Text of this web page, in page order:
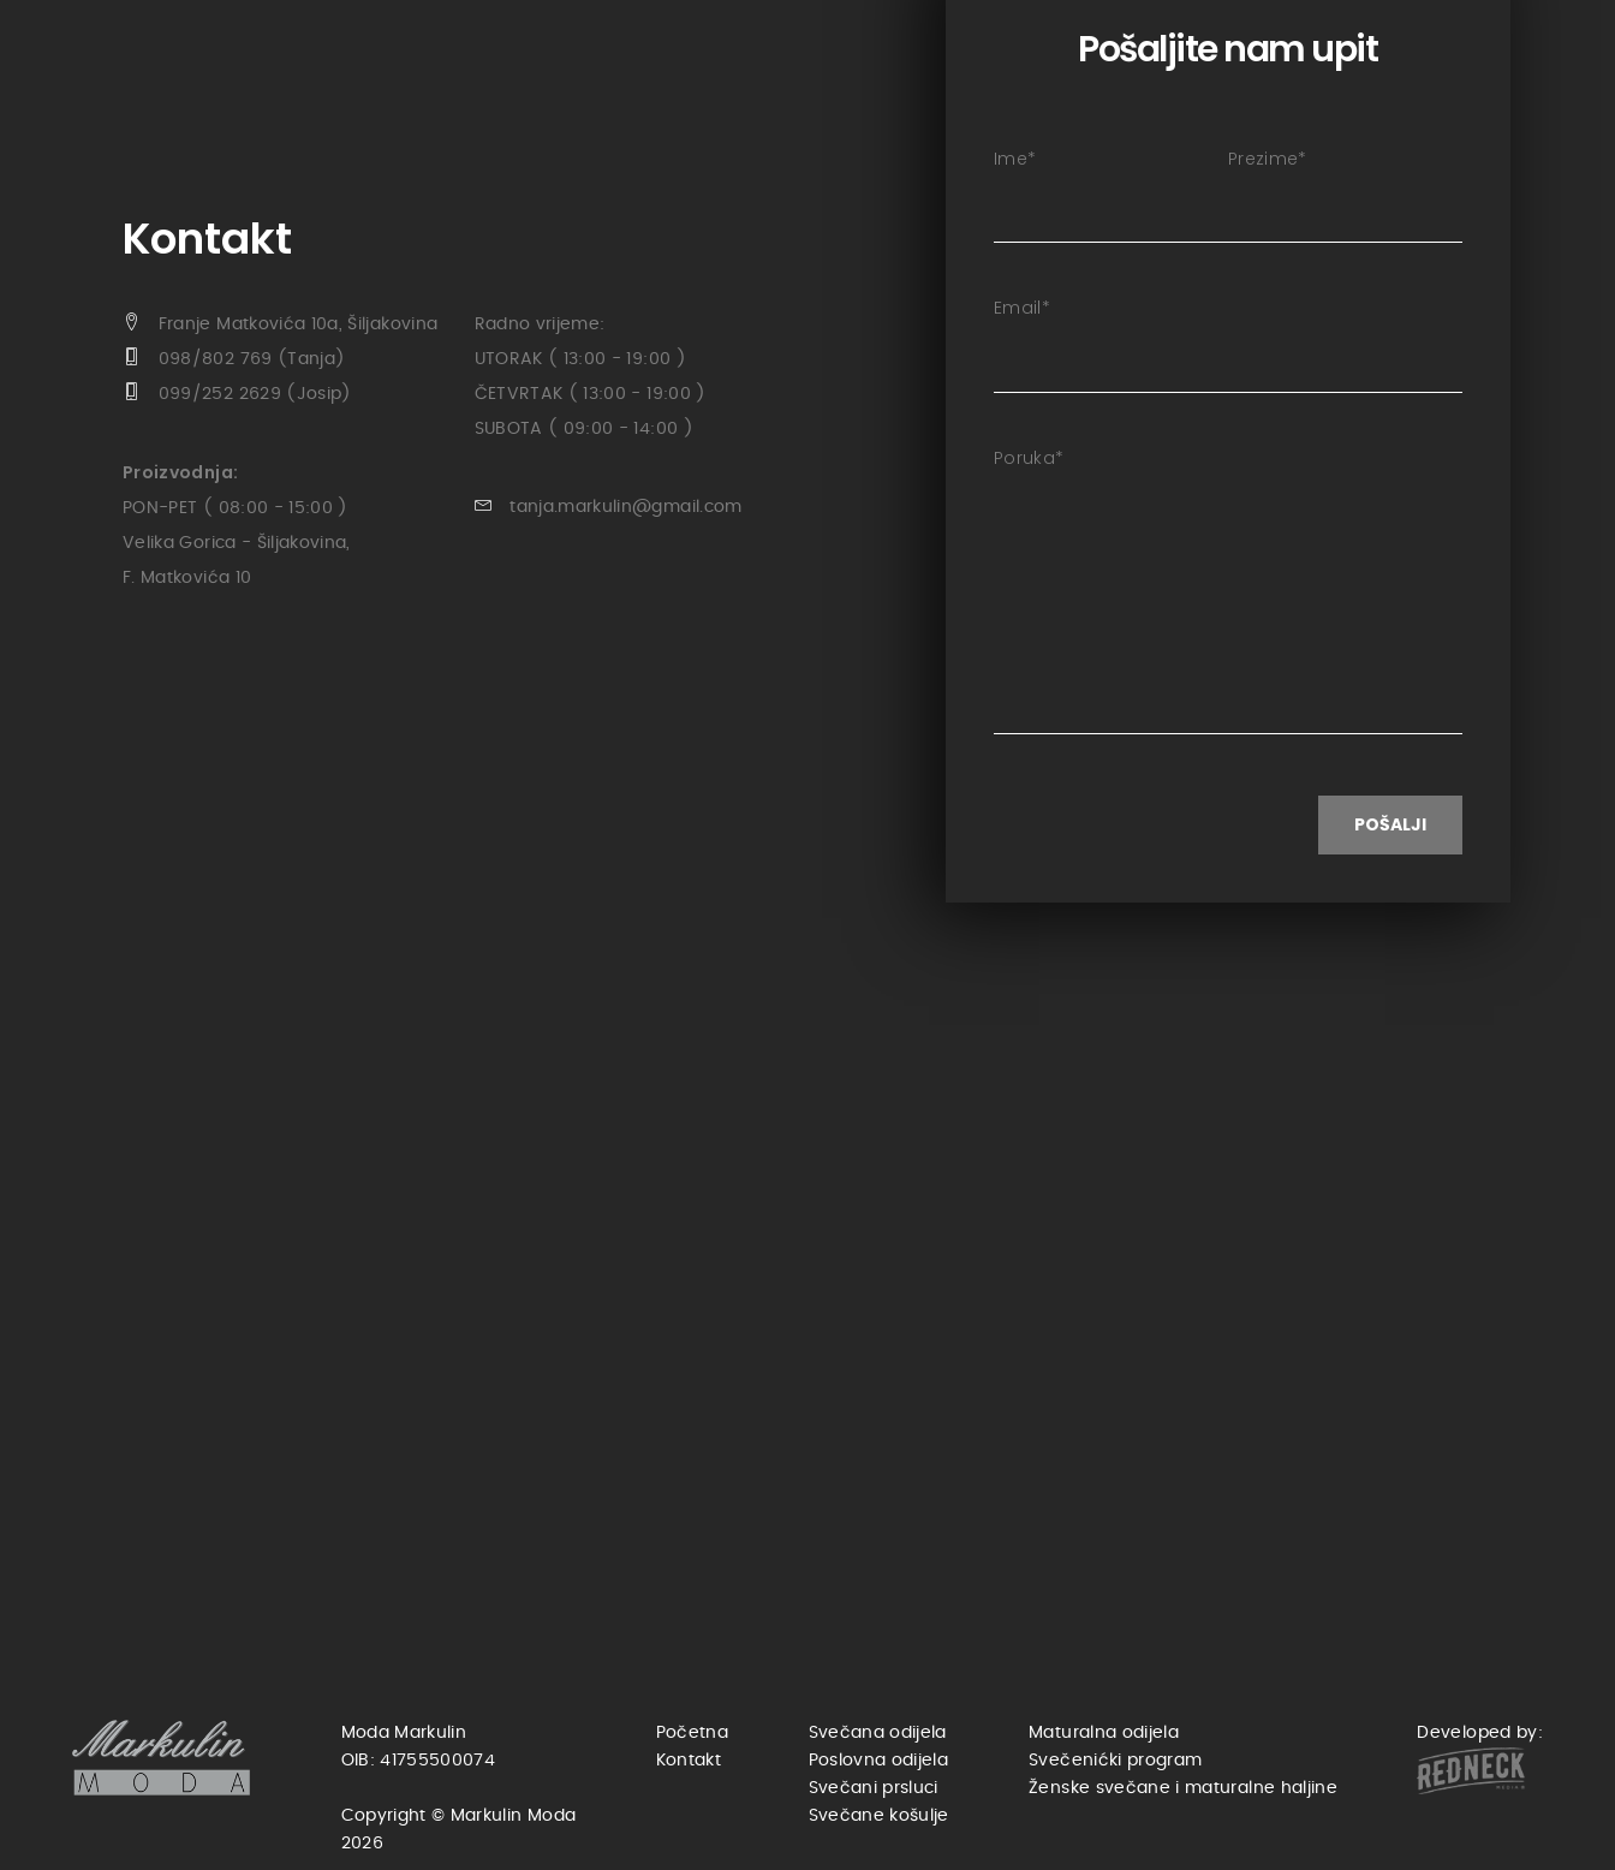
Kontakt
Franje Matkovića 10a, Šiljakovina
098/802 769 (Tanja)
099/252 2629 (Josip)
Proizvodnja:
PON-PET ( 08:00 - 15:00 )
Velika Gorica - Šiljakovina,
F. Matkovića 10
Radno vrijeme:
UTORAK ( 13:00 - 19:00 )
ČETVRTAK ( 13:00 - 19:00 )
SUBOTA ( 09:00 - 14:00 )
tanja.markulin@gmail.com
Pošaljite nam upit
Ime* Prezime*
Email*
Poruka*
Moda Markulin
OIB: 41755500074
Copyright © Markulin Moda
2026
Početna
Kontakt
Svečana odijela
Poslovna odijela
Svečani prsluci
Svečane košulje
Maturalna odijela
Svečenićki program
Ženske svečane i maturalne haljine
Developed by: